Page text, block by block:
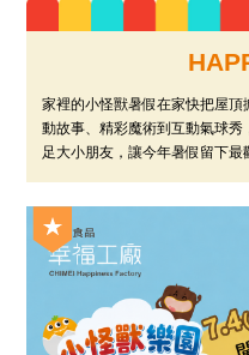
家裡的小怪獸暑假在家快把屋
動故事、精彩魔術到互動氣球
足大小朋友，讓今年暑假留下最